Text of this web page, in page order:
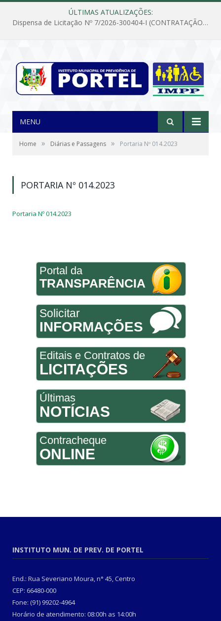
ÚLTIMAS ATUALIZAÇÕES:
Dispensa de Licitação Nº 7/2026-300404-I (CONTRATAÇÃO DE EMPRESA PARA MANUTENÇÃO E REPARAÇÃO DE APARELHOS DE AR CONDICIONADO, EM ATENDIMENTO ÀS NECESSIDADES DO INSTITUTO DE PREVIDÊNCIA MUNICIPAL DE PORTEL/PA)
MENU
Home » Diárias e Passagens » Portaria Nº 014.2023
PORTARIA Nº 014.2023
Portaria Nº 014.2023
Portal da
TRANSPARÊNCIA
Solicitar
INFORMAÇÕES
Editais e Contratos de
LICITAÇÕES
Últimas
NOTÍCIAS
Contracheque
ONLINE
INSTITUTO MUN. DE PREV. DE PORTEL
End.: Rua Severiano Moura, n° 45, Centro
CEP: 66480-000
Fone: (91) 99202-4964
Horário de atendimento: 08:00h as 14:00h